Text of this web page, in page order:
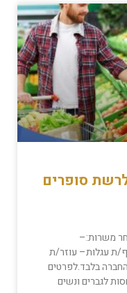
סופרים
משרות:–
ת עגלות– עוזר/ת
בלבד.לפרטים